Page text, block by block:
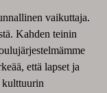
vaikuttaja.
Kahden teinin
että lapset ja
kulttuurin